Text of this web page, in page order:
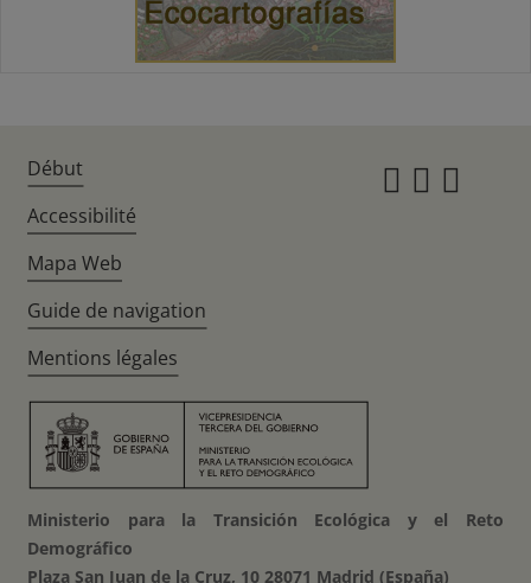
Début
Accessibilité
Mapa Web
Guide de navigation
Mentions légales
Ministerio para la Transición Ecológica y el Reto
Demográfico
Plaza San Juan de la Cruz, 10 28071 Madrid (España)